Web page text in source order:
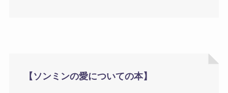
【ソンミンの愛についての本】